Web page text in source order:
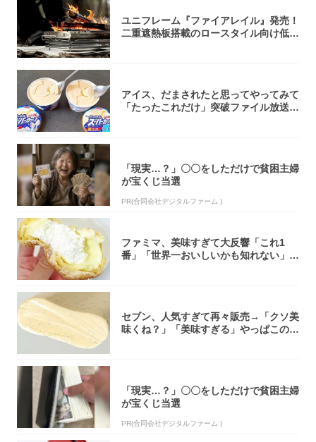
ユニフレーム『ファイアレイル』発売！
二重遮熱板搭載のロースタイル向け低型
アイス、だまされたと思ってやってみて
「たったこれだけ」突破ファイル放送で
「現実…？」〇〇をしただけで貧困主婦
が宝くじ当選
PR(合同会社デジタルファーム )
ファミマ、美味すぎて大反響「これ1
番」「世界一おいしいかも知れない」
セブン、人気すぎて再々販売→「クソ美
味くね？」「美味すぎる」やっぱこのク
「現実…？」〇〇をしただけで貧困主婦
が宝くじ当選
PR(合同会社デジタルファーム )